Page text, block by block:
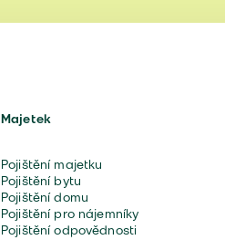
Majetek
Pojištění majetku
Pojištění bytu
Pojištění domu
Pojištění pro nájemníky
Pojištění odpovědnosti